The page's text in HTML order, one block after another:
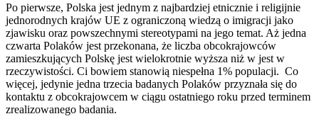
Po pierwsze, Polska jest jednym z najbardziej etnicznie i religijnie
jednorodnych krajów UE z ograniczoną wiedzą o imigracji jako
zjawisku oraz powszechnymi stereotypami na jego temat. Aż jedna
czwarta Polaków jest przekonana, że liczba obcokrajowców
zamieszkujących Polskę jest wielokrotnie wyższa niż w jest w
rzeczywistości. Ci bowiem stanowią niespełna 1% populacji. Co
więcej, jedynie jedna trzecia badanych Polaków przyznała się do
kontaktu z obcokrajowcem w ciągu ostatniego roku przed terminem
zrealizowanego badania.